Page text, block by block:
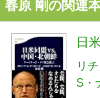
春原 剛の関連
日
リ
S・